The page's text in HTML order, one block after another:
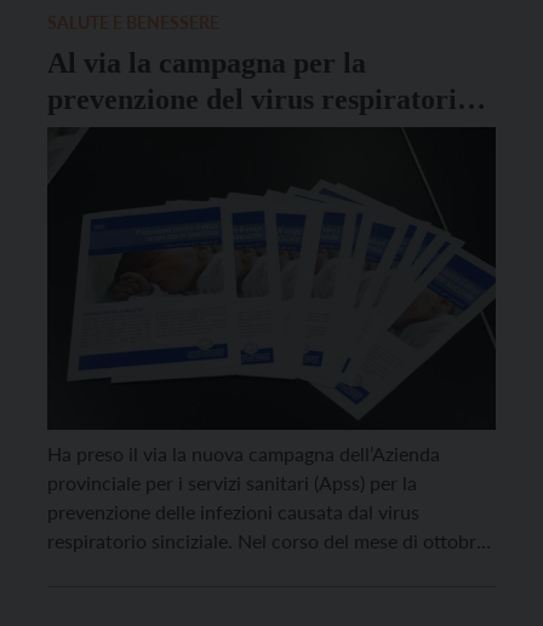
Al via la campagna per la
prevenzione del virus respiratorio
sinciziale
Ha preso il via la nuova campagna dell’Azienda
provinciale per i servizi sanitari (Apss) per la
prevenzione delle infezioni causata dal virus
respiratorio sinciziale. Nel corso del mese di ottobre